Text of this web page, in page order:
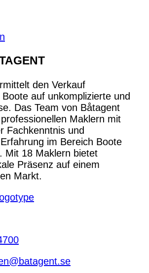
den Verkauf
auf unkomplizierte und
Das Team von Båtagent
Maklern mit
Fachkenntnis und
im Bereich Boote
Mit 18 Maklern bietet
Präsenz auf einem
Markt.